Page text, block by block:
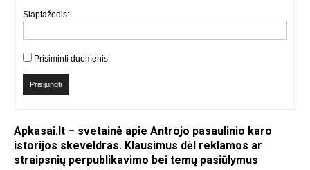
Slaptažodis:
Prisiminti duomenis
Prisijungti
Apkasai.lt – svetainė apie Antrojo pasaulinio karo
istorijos skeveldras. Klausimus dėl reklamos ar
straipsnių perpublikavimo bei temų pasiūlymus